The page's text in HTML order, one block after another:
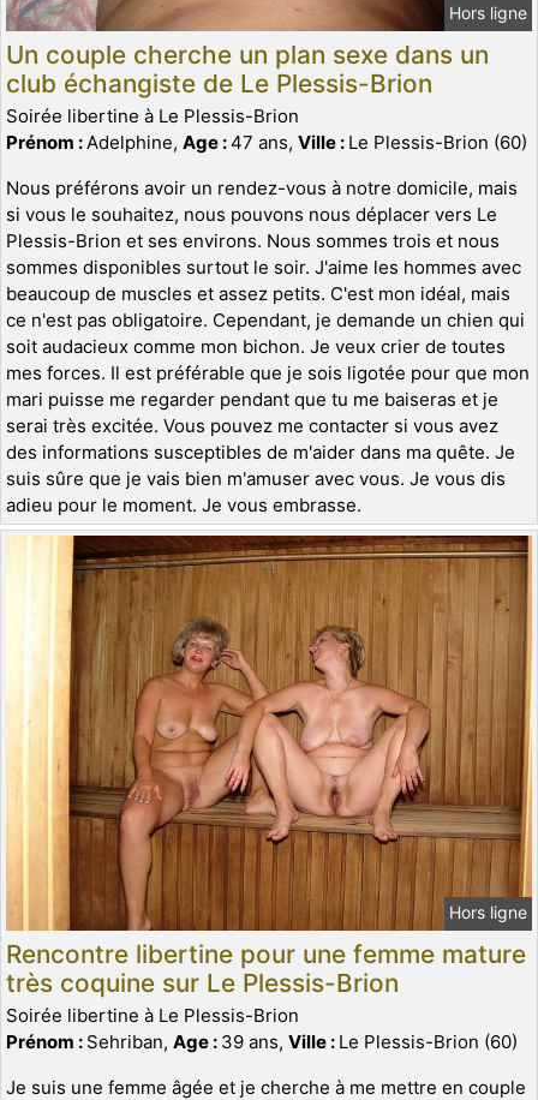
Hors ligne
Un couple cherche un plan sexe dans un
club échangiste de Le Plessis-Brion
Soirée libertine à Le Plessis-Brion
Prénom :Adelphine, Age :47 ans, Ville : Le Plessis-Brion (60)
Nous préférons avoir un rendez-vous à notre domicile, mais
si vous le souhaitez, nous pouvons nous déplacer vers Le
Plessis-Brion et ses environs. Nous sommes trois et nous
sommes disponibles surtout le soir. J'aime les hommes avec
beaucoup de muscles et assez petits. C'est mon idéal, mais
ce n'est pas obligatoire. Cependant, je demande un chien qui
soit audacieux comme mon bichon. Je veux crier de toutes
mes forces. Il est préférable que je sois ligotée pour que mon
mari puisse me regarder pendant que tu me baiseras et je
serai très excitée. Vous pouvez me contacter si vous avez
des informations susceptibles de m'aider dans ma quête. Je
suis sûre que je vais bien m'amuser avec vous. Je vous dis
adieu pour le moment. Je vous embrasse.
Hors ligne
Rencontre libertine pour une femme mature
très coquine sur Le Plessis-Brion
Soirée libertine à Le Plessis-Brion
Prénom : Sehriban, Age : 39 ans, Ville : Le Plessis-Brion (60)
Je suis une femme âgée et je cherche à me mettre en couple